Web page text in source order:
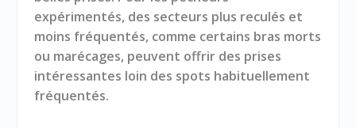
expérimentés, des secteurs plus reculés et
moins fréquentés, comme certains bras morts
ou marécages, peuvent offrir des prises
intéressantes loin des spots habituellement
fréquentés.